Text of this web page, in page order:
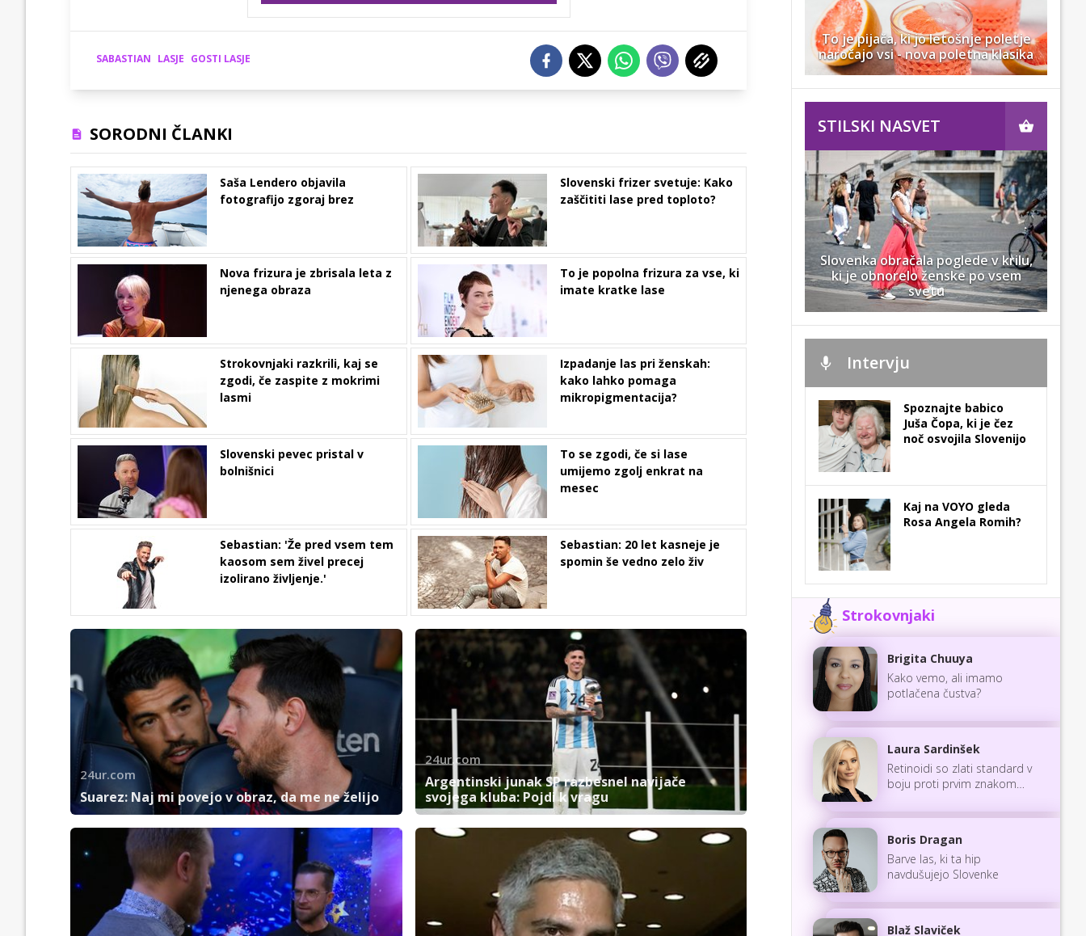
SABASTIAN LASJE GOSTI LASJE
SORODNI ČLANKI
Saša Lendero objavila
fotografijo zgoraj brez
Slovenski frizer svetuje: Kako
zaščititi lase pred toploto?
Nova frizura je zbrisala leta z
njenega obraza
To je popolna frizura za vse, ki
imate kratke lase
Strokovnjaki razkrili, kaj se
zgodi, če zaspite z mokrimi
lasmi
Izpadanje las pri ženskah:
kako lahko pomaga
mikropigmentacija?
Slovenski pevec pristal v
bolnišnici
To se zgodi, če si lase
umijemo zgolj enkrat na
mesec
Sebastian: 'Že pred vsem tem
kaosom sem živel precej
izolirano življenje.'
Sebastian: 20 let kasneje je
spomin še vedno zelo živ
24ur.com
Suarez: Naj mi povejo v obraz, da me ne želijo
24ur.com
Argentinski junak SP razbesnel navijače
svojega kluba: Pojdi k vragu
To je pijača, ki jo letošnje poletje
naročajo vsi - nova poletna klasika
STILSKI NASVET
Slovenka obračala poglede v krilu,
ki je obnorelo ženske po vsem
svetu
Intervju
Spoznajte babico
Juša Čopa, ki je čez
noč osvojila Slovenijo
Kaj na VOYO gleda
Rosa Angela Romih?
Strokovnjaki
Brigita Chuuya
Kako vemo, ali imamo
potlačena čustva?
Laura Sardinšek
Retinoidi so zlati standard v
boju proti prvim znakom
Boris Dragan
Barve las, ki ta hip
navdušujejo Slovenke
Blaž Slaviček